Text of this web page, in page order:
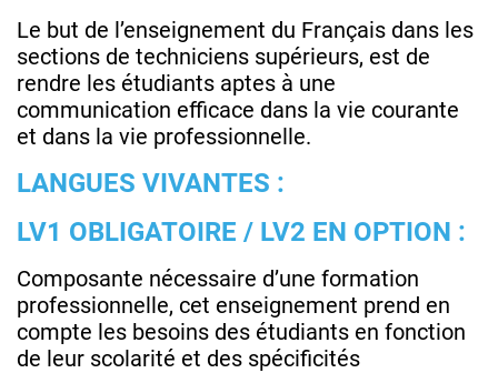
Le but de l’enseignement du Français dans les
sections de techniciens supérieurs, est de
rendre les étudiants aptes à une
communication efficace dans la vie courante
et dans la vie professionnelle.
LANGUES VIVANTES :
LV1 OBLIGATOIRE / LV2 EN OPTION :
Composante nécessaire d’une formation
professionnelle, cet enseignement prend en
compte les besoins des étudiants en fonction
de leur scolarité et des spécificités